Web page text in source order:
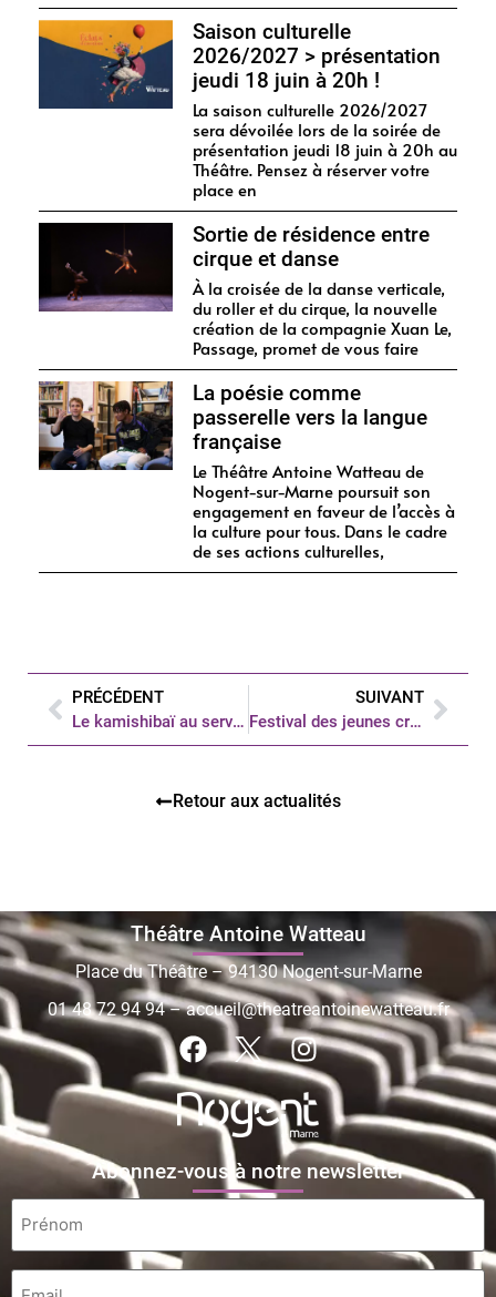
Saison culturelle
2026/2027 > présentation
jeudi 18 juin à 20h !
La saison culturelle 2026/2027
sera dévoilée lors de la soirée de
présentation jeudi 18 juin à 20h au
Théâtre. Pensez à réserver votre
place en
Sortie de résidence entre
cirque et danse
À la croisée de la danse verticale,
du roller et du cirque, la nouvelle
création de la compagnie Xuan Le,
Passage, promet de vous faire
La poésie comme
passerelle vers la langue
française
Le Théâtre Antoine Watteau de
Nogent-sur-Marne poursuit son
engagement en faveur de l’accès à
la culture pour tous. Dans le cadre
de ses actions culturelles,
PRÉCÉDENT
Le kamishibaï au service de l’action culturelle
SUIVANT
Festival des jeunes créateurs > candidatures ouvertes jusqu’au 31 mars
Retour aux actualités
Théâtre Antoine Watteau
Place du Théâtre – 94130 Nogent-sur-Marne
01 48 72 94 94–accueil@theatreantoinewatteau.fr
Abonnez-vous à notre newsletter
Prénom
Email